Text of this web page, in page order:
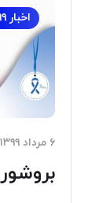
اخبار ۹۹
۶ مرداد ۱۳۹۹